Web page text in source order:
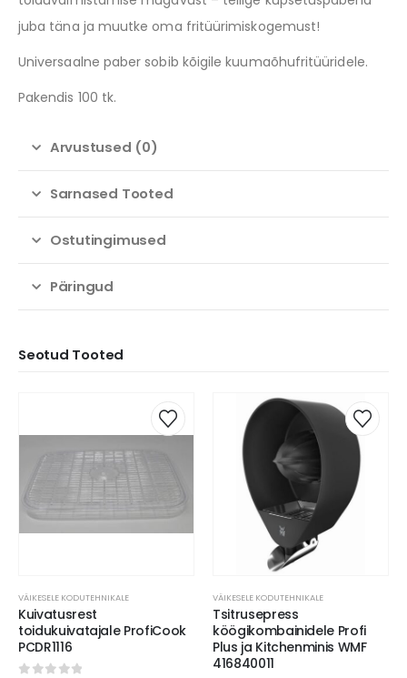
juba täna ja muutke oma fritüürimiskogemust!
Universaalne paber sobib kõigile kuumaõhufritüüridele.
Pakendis 100 tk.
Arvustused (0)
Sarnased Tooted
Ostutingimused
Päringud
Seotud Tooted
VÄIKESELE KODUTEHNIKALE
Kuivatusrest
toidukuivatajale ProfiCook
PCDR1116
VÄIKESELE KODUTEHNIKALE
Tsitrusepress
köögikombainidele Profi
Plus ja Kitchenminis WMF
416840011